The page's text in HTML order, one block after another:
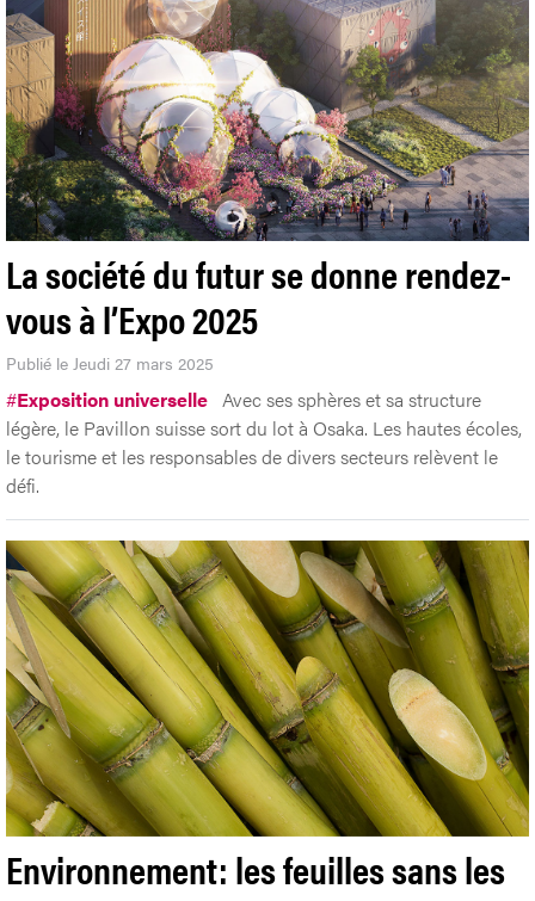
La société du futur se donne rendez-
vous à l’Expo 2025
Publié le Jeudi 27 mars 2025
#Exposition universelle Avec ses sphères et sa structure
légère, le Pavillon suisse sort du lot à Osaka. Les hautes écoles,
le tourisme et les responsables de divers secteurs relèvent le
défi.
Environnement: les feuilles sans les